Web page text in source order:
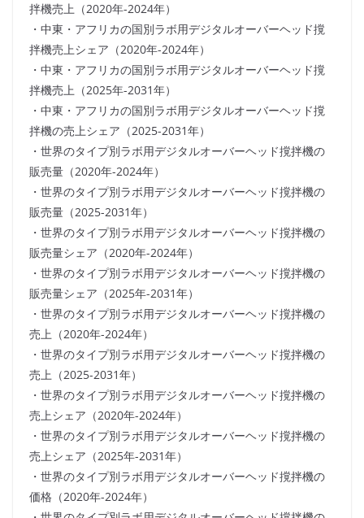
拌機売上（2020年-2024年）
・中東・アフリカの国別ラボ用デジタルオーバーヘッド撹
拌機売上シェア（2020年-2024年）
・中東・アフリカの国別ラボ用デジタルオーバーヘッド撹
拌機売上（2025年-2031年）
・中東・アフリカの国別ラボ用デジタルオーバーヘッド撹
拌機の売上シェア（2025-2031年）
・世界のタイプ別ラボ用デジタルオーバーヘッド撹拌機の
販売量（2020年-2024年）
・世界のタイプ別ラボ用デジタルオーバーヘッド撹拌機の
販売量（2025-2031年）
・世界のタイプ別ラボ用デジタルオーバーヘッド撹拌機の
販売量シェア（2020年-2024年）
・世界のタイプ別ラボ用デジタルオーバーヘッド撹拌機の
販売量シェア（2025年-2031年）
・世界のタイプ別ラボ用デジタルオーバーヘッド撹拌機の
売上（2020年-2024年）
・世界のタイプ別ラボ用デジタルオーバーヘッド撹拌機の
売上（2025-2031年）
・世界のタイプ別ラボ用デジタルオーバーヘッド撹拌機の
売上シェア（2020年-2024年）
・世界のタイプ別ラボ用デジタルオーバーヘッド撹拌機の
売上シェア（2025年-2031年）
・世界のタイプ別ラボ用デジタルオーバーヘッド撹拌機の
価格（2020年-2024年）